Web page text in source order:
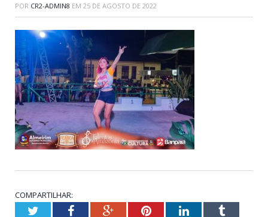
POR CR2-ADMIN8 EM 25 DE AGOSTO DE 2022
COMPARTILHAR:
TwitterFacebookGoogle+PinterestLinkedInTumblr